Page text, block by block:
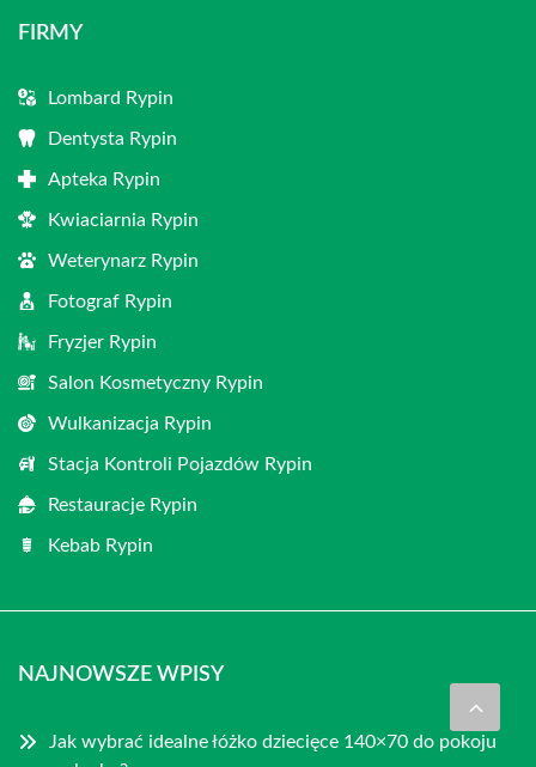
FIRMY
Lombard Rypin
Dentysta Rypin
Apteka Rypin
Kwiaciarnia Rypin
Weterynarz Rypin
Fotograf Rypin
Fryzjer Rypin
Salon Kosmetyczny Rypin
Wulkanizacja Rypin
Stacja Kontroli Pojazdów Rypin
Restauracje Rypin
Kebab Rypin
NAJNOWSZE WPISY
Jak wybrać idealne łóżko dziecięce 140×70 do pokoju